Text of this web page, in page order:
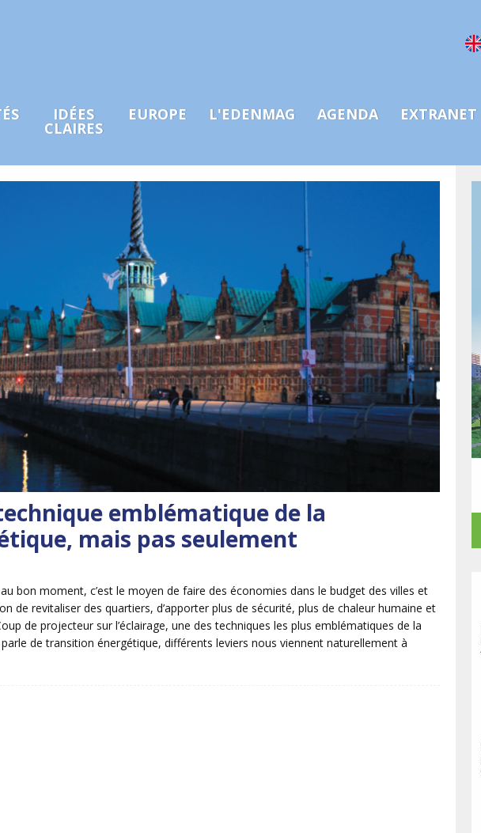
IDÉES
CLAIRES
EUROPE L'EDENMAG AGENDA EXTRANET
emblématique de la
mais pas seulement
bon moment, c’est le moyen de faire des économies dans le budget des villes et
de revitaliser des quartiers, d’apporter plus de sécurité, plus de chaleur humaine et
de projecteur sur l’éclairage, une des techniques les plus emblématiques de la
de transition énergétique, différents leviers nous viennent naturellement à